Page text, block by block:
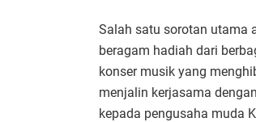
Salah satu sorotan utama
beragam hadiah dari
konser musik yang
menjalin kerjasama
kepada pengusaha muda